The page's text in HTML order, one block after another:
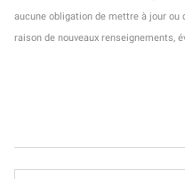
aucune obligation de mettre à jour ou
raison de nouveaux renseignements,